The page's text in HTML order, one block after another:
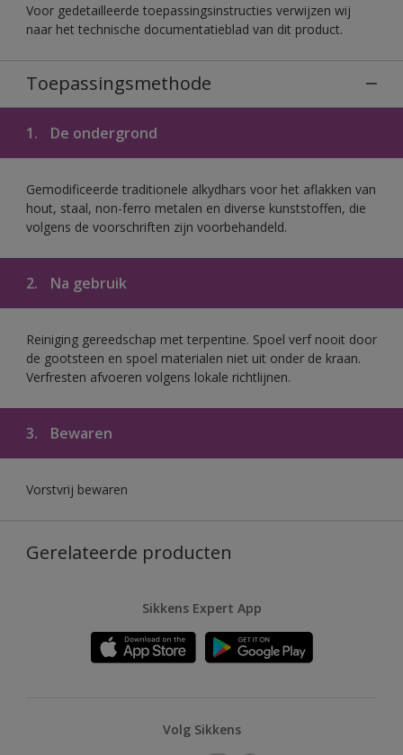
Voor gedetailleerde toepassingsinstructies verwijzen wij
naar het technische documentatieblad van dit product.
Toepassingsmethode
1. De ondergrond
Gemodificeerde traditionele alkydhars voor het aflakken van
hout, staal, non-ferro metalen en diverse kunststoffen, die
volgens de voorschriften zijn voorbehandeld.
2. Na gebruik
Reiniging gereedschap met terpentine. Spoel verf nooit door
de gootsteen en spoel materialen niet uit onder de kraan.
Verfresten afvoeren volgens lokale richtlijnen.
3. Bewaren
Vorstvrij bewaren
Gerelateerde producten
Sikkens Expert App
Volg Sikkens